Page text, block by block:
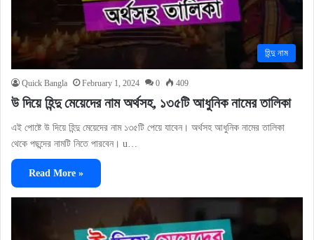
হিন্দু নাম
Quick Bangla February 1, 2024 0 409
উ দিয়ে হিন্দু মেয়েদের নাম অর্থসহ, ১৩৫টি আধুনিক নামের তালিকা
এই পোষ্টে উ দিয়ে হিন্দু মেয়েদের নাম ১৩৫টি পেয়ে যাবেন। অর্থসহ আধুনিক নামের তালিকা
থেকে পছন্দের নামটি নিতে পারবেন। u…
Read More »